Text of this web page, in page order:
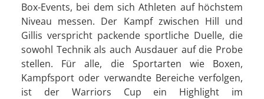
Box-Events, bei dem sich Athleten auf höchstem
Niveau messen. Der Kampf zwischen Hill und
Gillis verspricht packende sportliche Duelle, die
sowohl Technik als auch Ausdauer auf die Probe
stellen. Für alle, die Sportarten wie Boxen,
Kampfsport oder verwandte Bereiche verfolgen,
ist der Warriors Cup ein Highlight im